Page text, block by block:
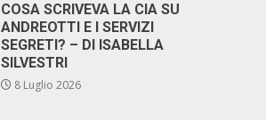
COSA SCRIVEVA LA CIA SU
ANDREOTTI E I SERVIZI
SEGRETI? – DI ISABELLA
SILVESTRI
8 Luglio 2026